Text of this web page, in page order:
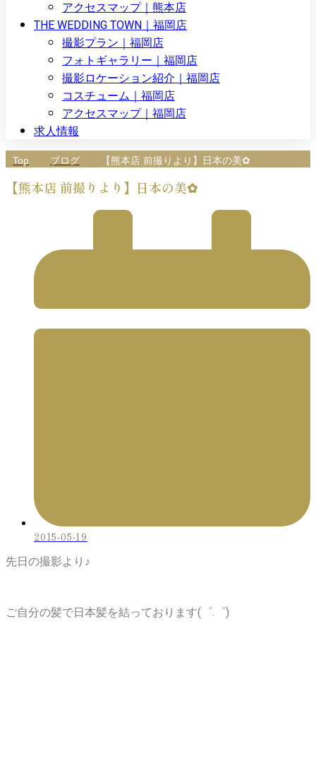
アクセスマップ｜熊本店
THE WEDDING TOWN｜福岡店
撮影プラン｜福岡店
フォトギャラリー｜福岡店
撮影ロケーション紹介｜福岡店
コスチューム｜福岡店
アクセスマップ｜福岡店
求人情報
Top ブログ 【熊本店 前撮りより】日本の美✿
【熊本店 前撮りより】日本の美✿
2015-05-19
先日の撮影より♪
ご自分の髪で日本髪を結っております(゜.゜)